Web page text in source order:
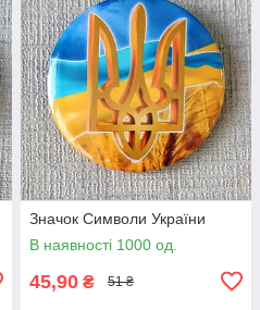
Значок Символи України
В наявності 1000 од.
45,90 ₴ 51 ₴